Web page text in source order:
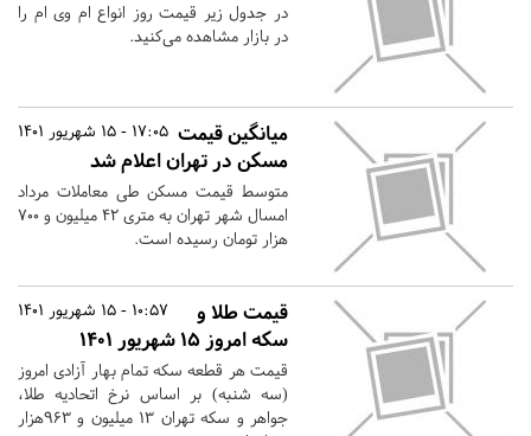
در جدول زیر قیمت روز انواع ام وی ام را
در بازار مشاهده می‌کنید.
17:05 - 15 شهریور 1401 میانگین قیمت
مسکن در تهران اعلام شد
متوسط قیمت مسکن طی معاملات مرداد
امسال شهر تهران به متری ۴۲ میلیون و ۷۰۰
هزار تومان رسیده است.
10:57 - 15 شهریور 1401
قیمت طلا و
سکه امروز ۱۵ شهریور ۱۴۰۱
قیمت هر قطعه سکه تمام بهار آزادی امروز
(سه شنبه) بر اساس نرخ اتحادیه طلا،
جواهر و سکه تهران ۱۳ میلیون و ۹۶۳هزار